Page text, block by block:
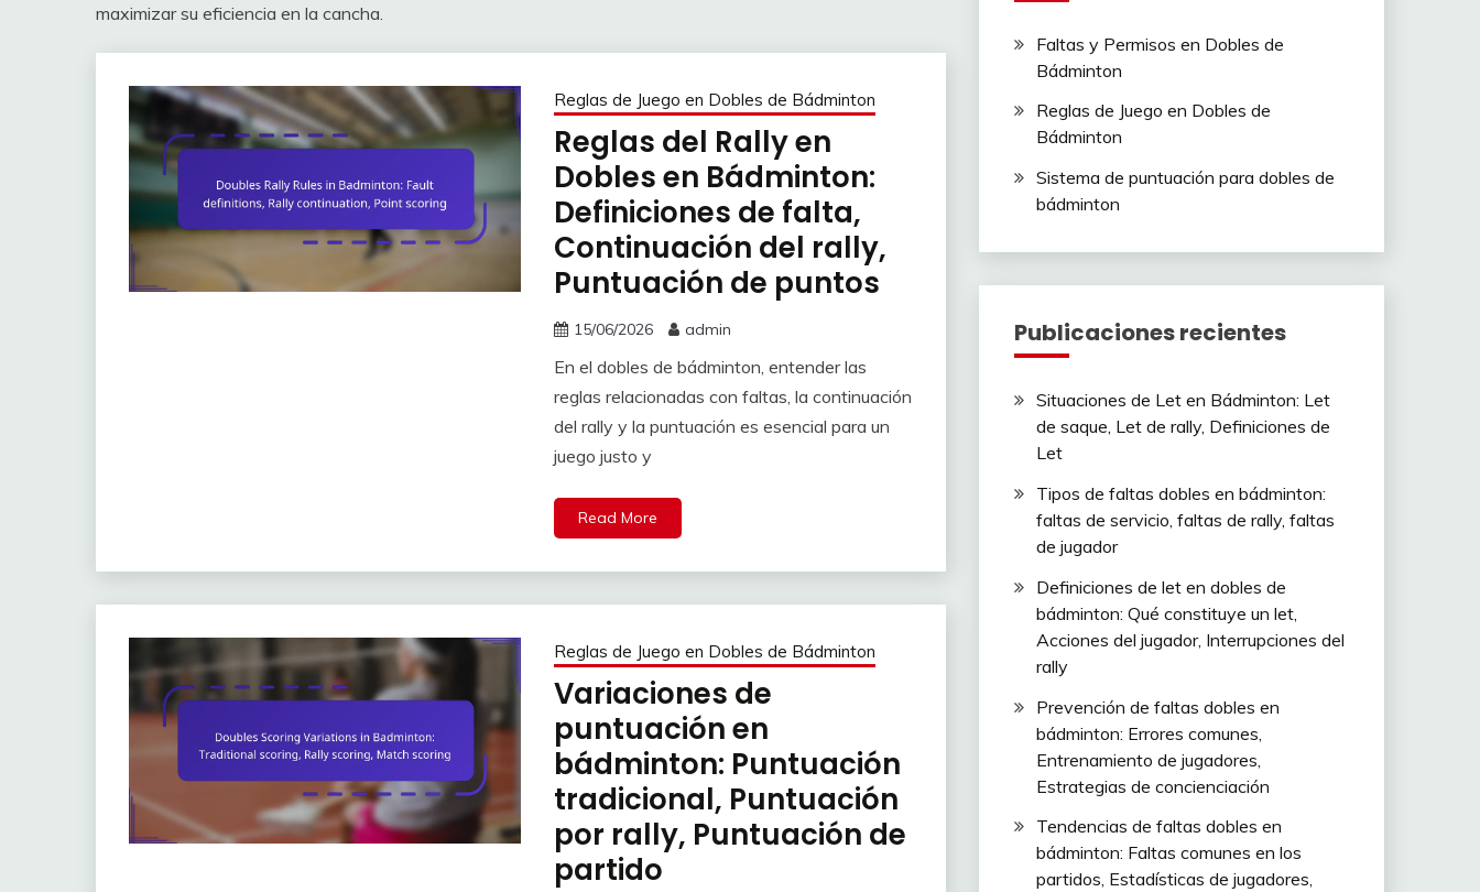
maximizar su eficiencia en la cancha.
Reglas de Juego en Dobles de Bádminton
Reglas del Rally en
Dobles en Bádminton:
Definiciones de falta,
Continuación del rally,
Puntuación de puntos
15/06/2026 admin
En el dobles de bádminton, entender las
reglas relacionadas con faltas, la continuación
del rally y la puntuación es esencial para un
juego justo y
Read More
Reglas de Juego en Dobles de Bádminton
Variaciones de
puntuación en
bádminton: Puntuación
tradicional, Puntuación
por rally, Puntuación de
partido
Faltas y Permisos en Dobles de
Bádminton
Reglas de Juego en Dobles de
Bádminton
Sistema de puntuación para dobles de
bádminton
Publicaciones recientes
Situaciones de Let en Bádminton: Let
de saque, Let de rally, Definiciones de
Let
Tipos de faltas dobles en bádminton:
faltas de servicio, faltas de rally, faltas
de jugador
Definiciones de let en dobles de
bádminton: Qué constituye un let,
Acciones del jugador, Interrupciones del
rally
Prevención de faltas dobles en
bádminton: Errores comunes,
Entrenamiento de jugadores,
Estrategias de concienciación
Tendencias de faltas dobles en
bádminton: Faltas comunes en los
partidos, Estadísticas de jugadores,